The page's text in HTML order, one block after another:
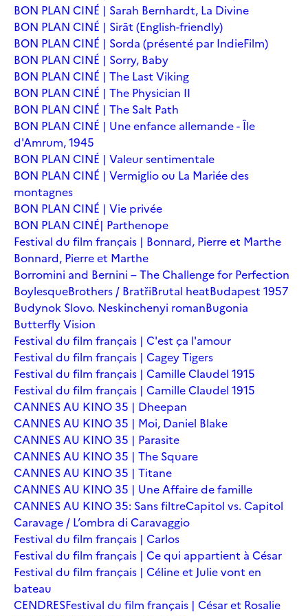
BON PLAN CINÉ | Sarah Bernhardt, La Divine
BON PLAN CINÉ | Sirāt (English-friendly)
BON PLAN CINÉ | Sorda (présenté par IndieFilm)
BON PLAN CINÉ | Sorry, Baby
BON PLAN CINÉ | The Last Viking
BON PLAN CINÉ | The Physician II
BON PLAN CINÉ | The Salt Path
BON PLAN CINÉ | Une enfance allemande - Île
d'Amrum, 1945
BON PLAN CINÉ | Valeur sentimentale
BON PLAN CINÉ | Vermiglio ou La Mariée des
montagnes
BON PLAN CINÉ | Vie privée
BON PLAN CINÉ| Parthenope
Festival du film français | Bonnard, Pierre et Marthe
Bonnard, Pierre et Marthe
Borromini and Bernini – The Challenge for Perfection
BoylesqueBrothers / BratřiBrutal heatBudapest 1957
Budynok Slovo. Neskinchenyi romanBugonia
Butterfly Vision
Festival du film français | C'est ça l'amour
Festival du film français | Cagey Tigers
Festival du film français | Camille Claudel 1915
Festival du film français | Camille Claudel 1915
CANNES AU KINO 35 | Dheepan
CANNES AU KINO 35 | Moi, Daniel Blake
CANNES AU KINO 35 | Parasite
CANNES AU KINO 35 | The Square
CANNES AU KINO 35 | Titane
CANNES AU KINO 35 | Une Affaire de famille
CANNES AU KINO 35: Sans filtreCapitol vs. Capitol
Caravage / L’ombra di Caravaggio
Festival du film français | Carlos
Festival du film français | Ce qui appartient à César
Festival du film français | Céline et Julie vont en
bateau
CENDRESFestival du film français | César et Rosalie